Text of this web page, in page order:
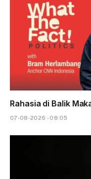
Rahasia di Balik
07-08-2026 - 08.05